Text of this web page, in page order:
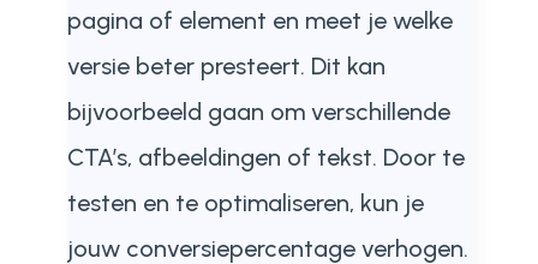
pagina of element en meet je welke
versie beter presteert. Dit kan
bijvoorbeeld gaan om verschillende
CTA’s, afbeeldingen of tekst. Door te
testen en te optimaliseren, kun je
jouw conversiepercentage verhogen.